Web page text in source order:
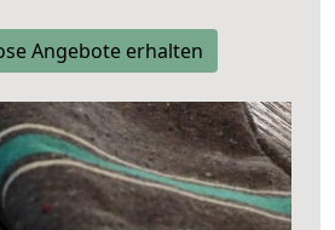
Angebote erhalten